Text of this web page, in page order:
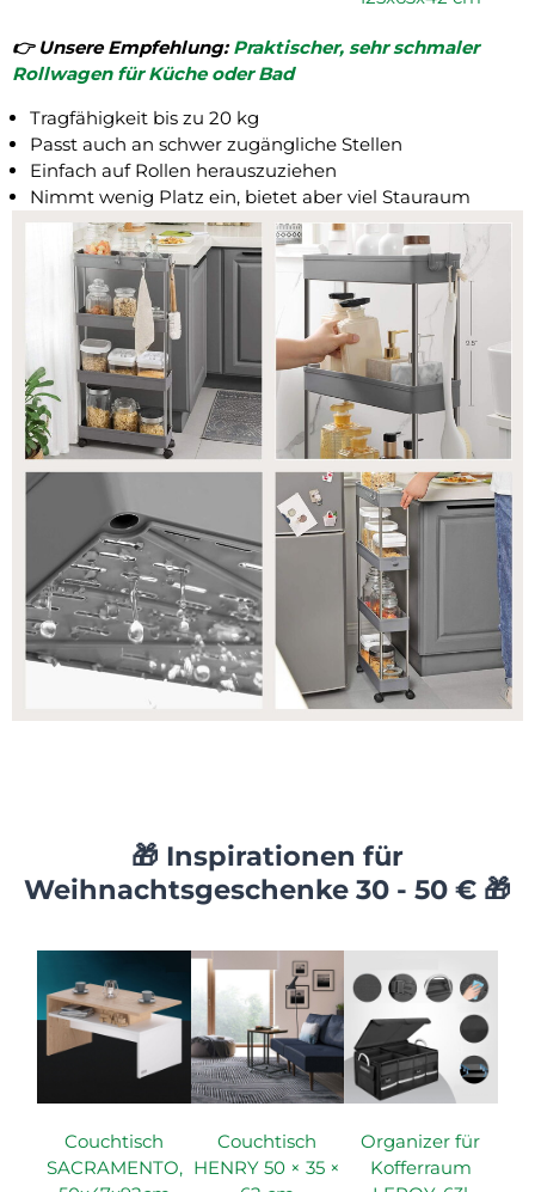
👉️ Unsere Empfehlung: Praktischer, sehr schmaler
Rollwagen für Küche oder Bad
Tragfähigkeit bis zu 20 kg
Passt auch an schwer zugängliche Stellen
Einfach auf Rollen herauszuziehen
Nimmt wenig Platz ein, bietet aber viel Stauraum
🎁 Inspirationen für
Weihnachtsgeschenke 30 - 50 € 🎁
Couchtisch
SACRAMENTO,
Couchtisch
HENRY 50 × 35 ×
Organizer für
Kofferraum